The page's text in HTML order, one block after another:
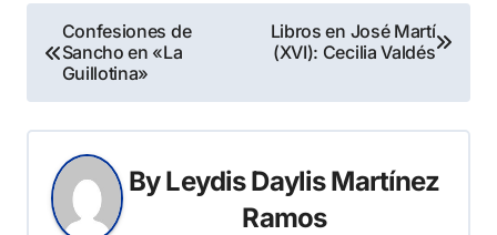
Navegación
de
entradas
Confesiones de
Sancho en «La
Guillotina»
Libros en José Martí
(XVI): Cecilia Valdés
ByLeydis Daylis Martínez
Ramos